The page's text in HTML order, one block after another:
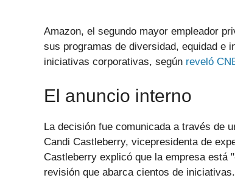
Amazon, el segundo mayor empleador
sus programas de diversidad, equidad e
iniciativas corporativas, según reveló
El anuncio interno
La decisión fue comunicada a través de
Candi Castleberry, vicepresidenta de
Castleberry explicó que la empresa está
revisión que abarca cientos de iniciativas.